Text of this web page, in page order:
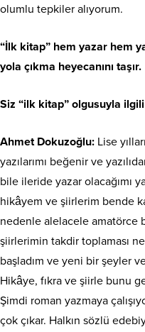
olumlu tepkiler alıyorum.
“İlk kitap” hem yazar hem
yola çıkma heyecanını taşır.
Siz “ilk kitap” olgusuyla
Ahmet Dokuzoğlu: Lise
yazılarımı beğenir ve
bile ileride yazar olacağımı
hikâyem ve şiirlerim bende
nedenle alelacele amatörce
şiirlerimin takdir toplaması
başladım ve yeni bir şeyler
Hikâye, fıkra ve şiirle bunu
Şimdi roman yazmaya
çok çıkar. Halkın sözlü